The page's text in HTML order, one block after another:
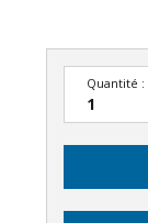
Quantité :